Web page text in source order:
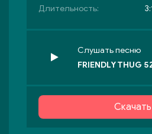
Длительность:
Слушать песню
Скачать